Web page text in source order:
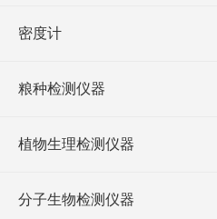
密度计
粮种检测仪器
植物生理检测仪器
分子生物检测仪器